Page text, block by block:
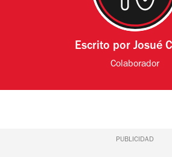
Escrito por Josué
Colaborador
PUBLICIDAD